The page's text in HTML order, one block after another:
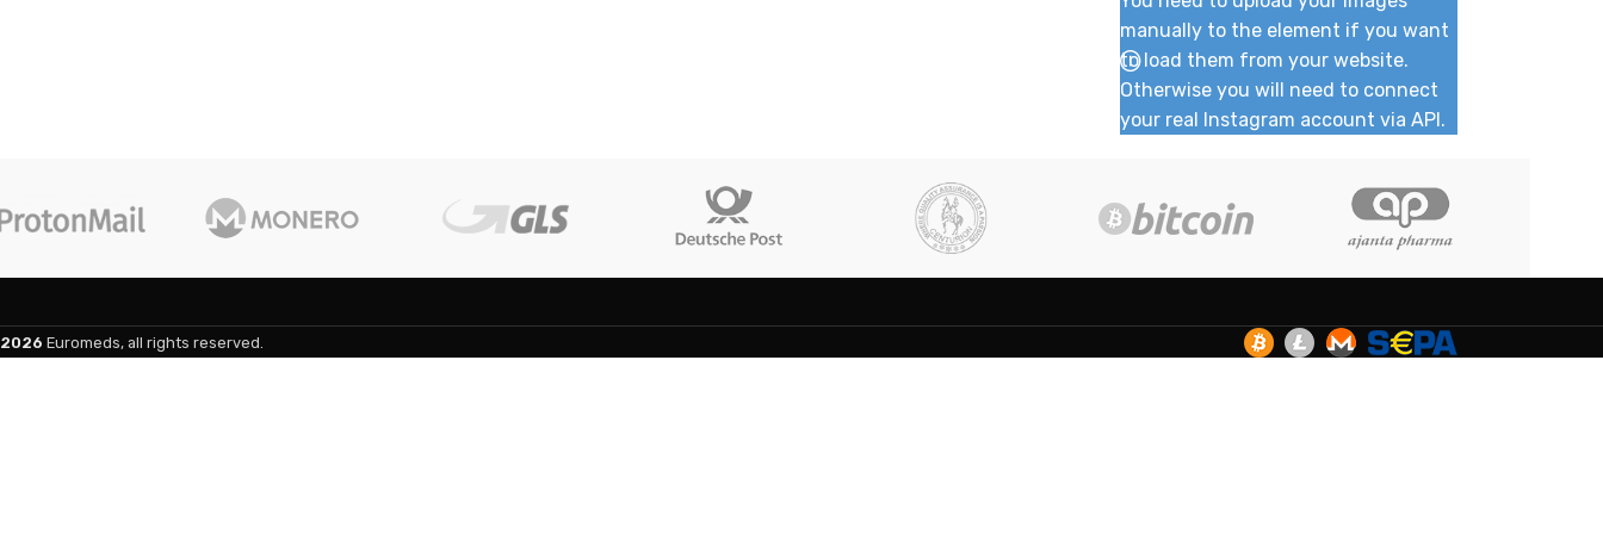
manually to the element if you want
to load them from your website.
Otherwise you will need to connect
your real Instagram account via API.
2026 Euromeds, all rights reserved.